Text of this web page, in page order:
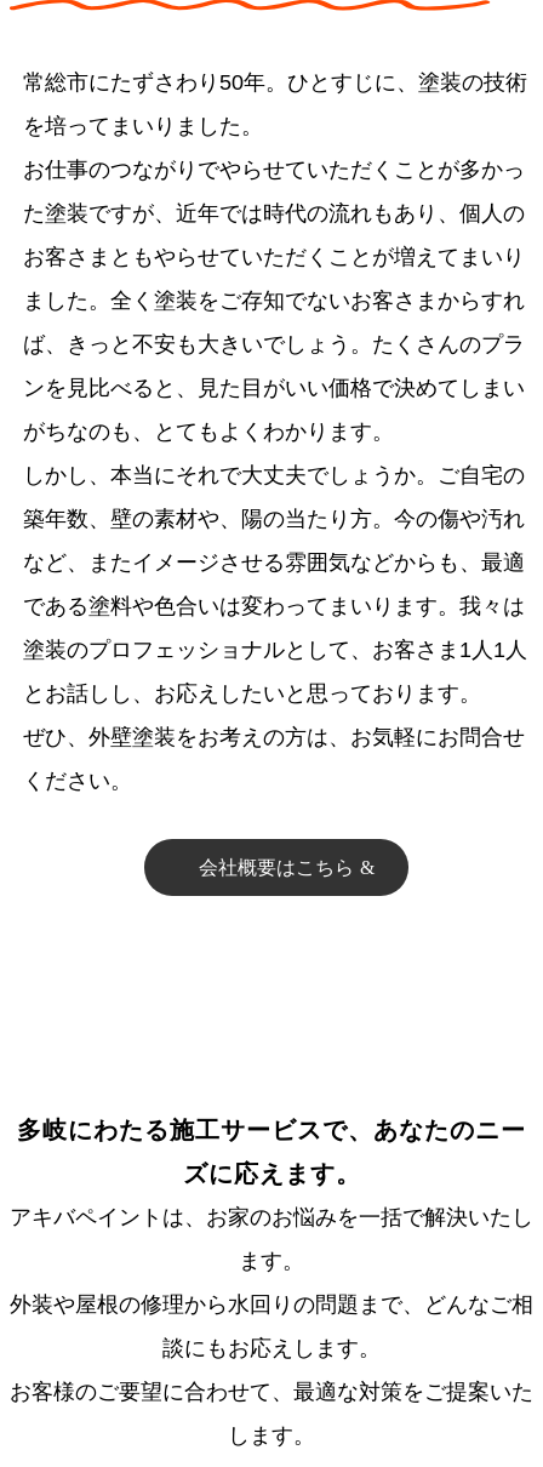
常総市にたずさわり50年。ひとすじに、塗装の技術
を培ってまいりました。
お仕事のつながりでやらせていただくことが多かっ
た塗装ですが、近年では時代の流れもあり、個人の
お客さまともやらせていただくことが増えてまいり
ました。全く塗装をご存知でないお客さまからすれ
ば、きっと不安も大きいでしょう。たくさんのプラ
ンを見比べると、見た目がいい価格で決めてしまい
がちなのも、とてもよくわかります。
しかし、本当にそれで大丈夫でしょうか。ご自宅の
築年数、壁の素材や、陽の当たり方。今の傷や汚れ
など、またイメージさせる雰囲気などからも、最適
である塗料や色合いは変わってまいります。我々は
塗装のプロフェッショナルとして、お客さま1人1人
とお話しし、お応えしたいと思っております。
ぜひ、外壁塗装をお考えの方は、お気軽にお問合せ
ください。
会社概要はこちら
多岐にわたる施工サービスで、あなたのニー
ズに応えます。
アキバペイントは、お家のお悩みを一括で解決いたし
ます。
外装や屋根の修理から水回りの問題まで、どんなご相
談にもお応えします。
お客様のご要望に合わせて、最適な対策をご提案いた
します。